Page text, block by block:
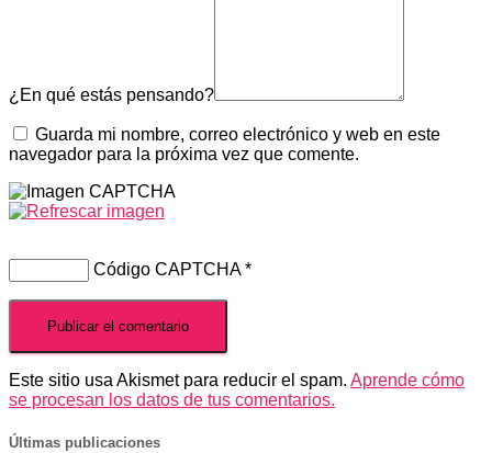
¿En qué estás pensando?
Guarda mi nombre, correo electrónico y web en este
navegador para la próxima vez que comente.
Código CAPTCHA*
Este sitio usa Akismet para reducir el spam. Aprende cómo
se procesan los datos de tus comentarios.
Últimas publicaciones